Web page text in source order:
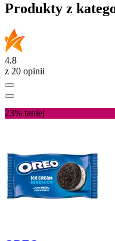
Produkty z
4.8
z 20 opinii
23% taniej